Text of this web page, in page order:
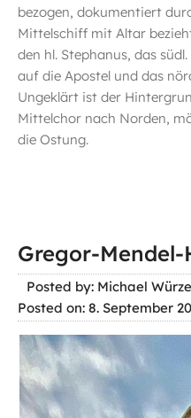
bezogen, dokumentiert
Mittelschiff mit Altar
den hl. Stephanus, das
auf die Apostel und das
Ungeklärt ist der
Mittelchor nach Norden,
die Ostung.
Gregor-Mendel-
Posted by: Michael
Posted on: 8. September